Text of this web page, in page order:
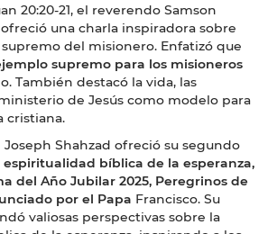
20:20-21, el reverendo Samson
una charla inspiradora sobre
del misionero. Enfatizó que
supremo para los misioneros
También destacó la vida, las
de Jesús como modelo para
cristiana.
Joseph Shahzad ofreció su segundo
espiritualidad bíblica de la esperanza,
del Año Jubilar 2025, Peregrinos de
por el Papa Francisco. Su
valiosas perspectivas sobre la